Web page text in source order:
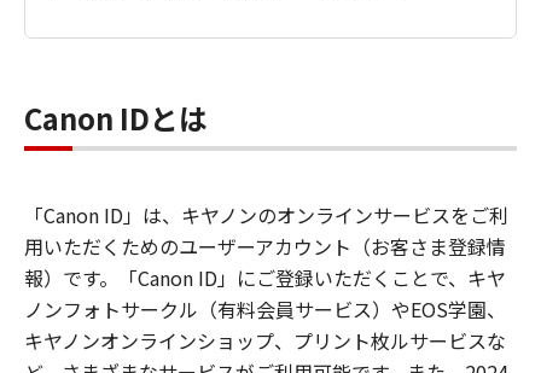
Canon IDとは
「Canon ID」は、キヤノンのオンラインサービスをご利
用いただくためのユーザーアカウント（お客さま登録情
報）です。「Canon ID」にご登録いただくことで、キヤ
ノンフォトサークル（有料会員サービス）やEOS学園、
キヤノンオンラインショップ、プリント枚ルサービスな